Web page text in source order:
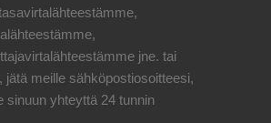
jne. tai
jätä meille sähköpostiosoitteesi,
sinuun yhteyttä 24 tunnin